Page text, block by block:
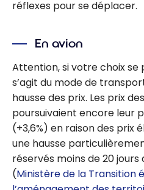
réflexes pour se déplacer.
En avion
Attention, si votre choix se
s’agit du mode de
hausse des prix. Les prix
poursuivaient encore leur
(+3,6%) en raison des prix
une hausse
réservés moins de 20
(Ministère de la Transition